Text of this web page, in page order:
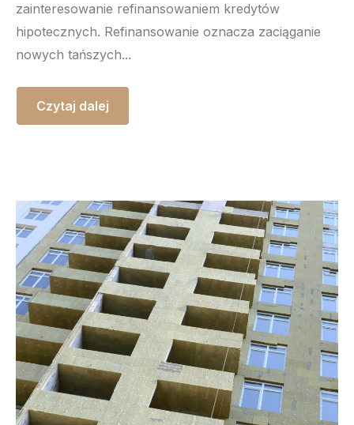
zainteresowanie refinansowaniem kredytów
hipotecznych. Refinansowanie oznacza zaciąganie
nowych tańszych...
Czytaj dalej